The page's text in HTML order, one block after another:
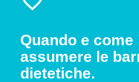
Quando e come
assumere le
dietetiche.